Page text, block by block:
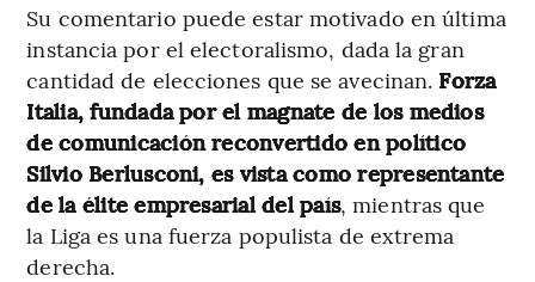
Su comentario puede estar motivado en última
instancia por el electoralismo, dada la gran
cantidad de elecciones que se avecinan. Forza
Italia, fundada por el magnate de los medios
de comunicación reconvertido en político
Silvio Berlusconi, es vista como representante
de la élite empresarial del país, mientras que
la Liga es una fuerza populista de extrema
derecha.